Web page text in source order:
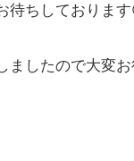
待ちしております
ましたので大変